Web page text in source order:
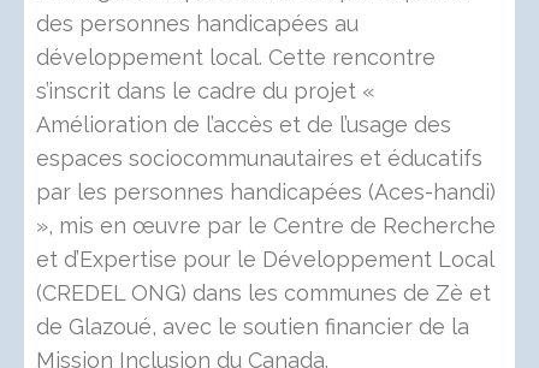
des personnes handicapées au
développement local. Cette rencontre
s’inscrit dans le cadre du projet «
Amélioration de l’accès et de l’usage des
espaces sociocommunautaires et éducatifs
par les personnes handicapées (Aces-handi)
», mis en œuvre par le Centre de Recherche
et d’Expertise pour le Développement Local
(CREDEL ONG) dans les communes de Zè et
de Glazoué, avec le soutien financier de la
Mission Inclusion du Canada.